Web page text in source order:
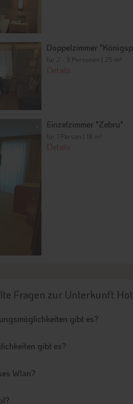
Doppelzimmer
für 2 - 3 Personen | 25 m²
Details
Einzelzimmer "Zebru"
für 1 Person | 18 m²
Details
Fragen zur Unterkunft
gibt es?
gibt es?
Wlan?